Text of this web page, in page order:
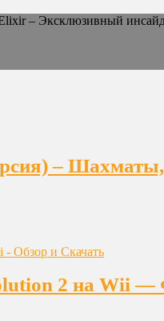
–
2 на Wii